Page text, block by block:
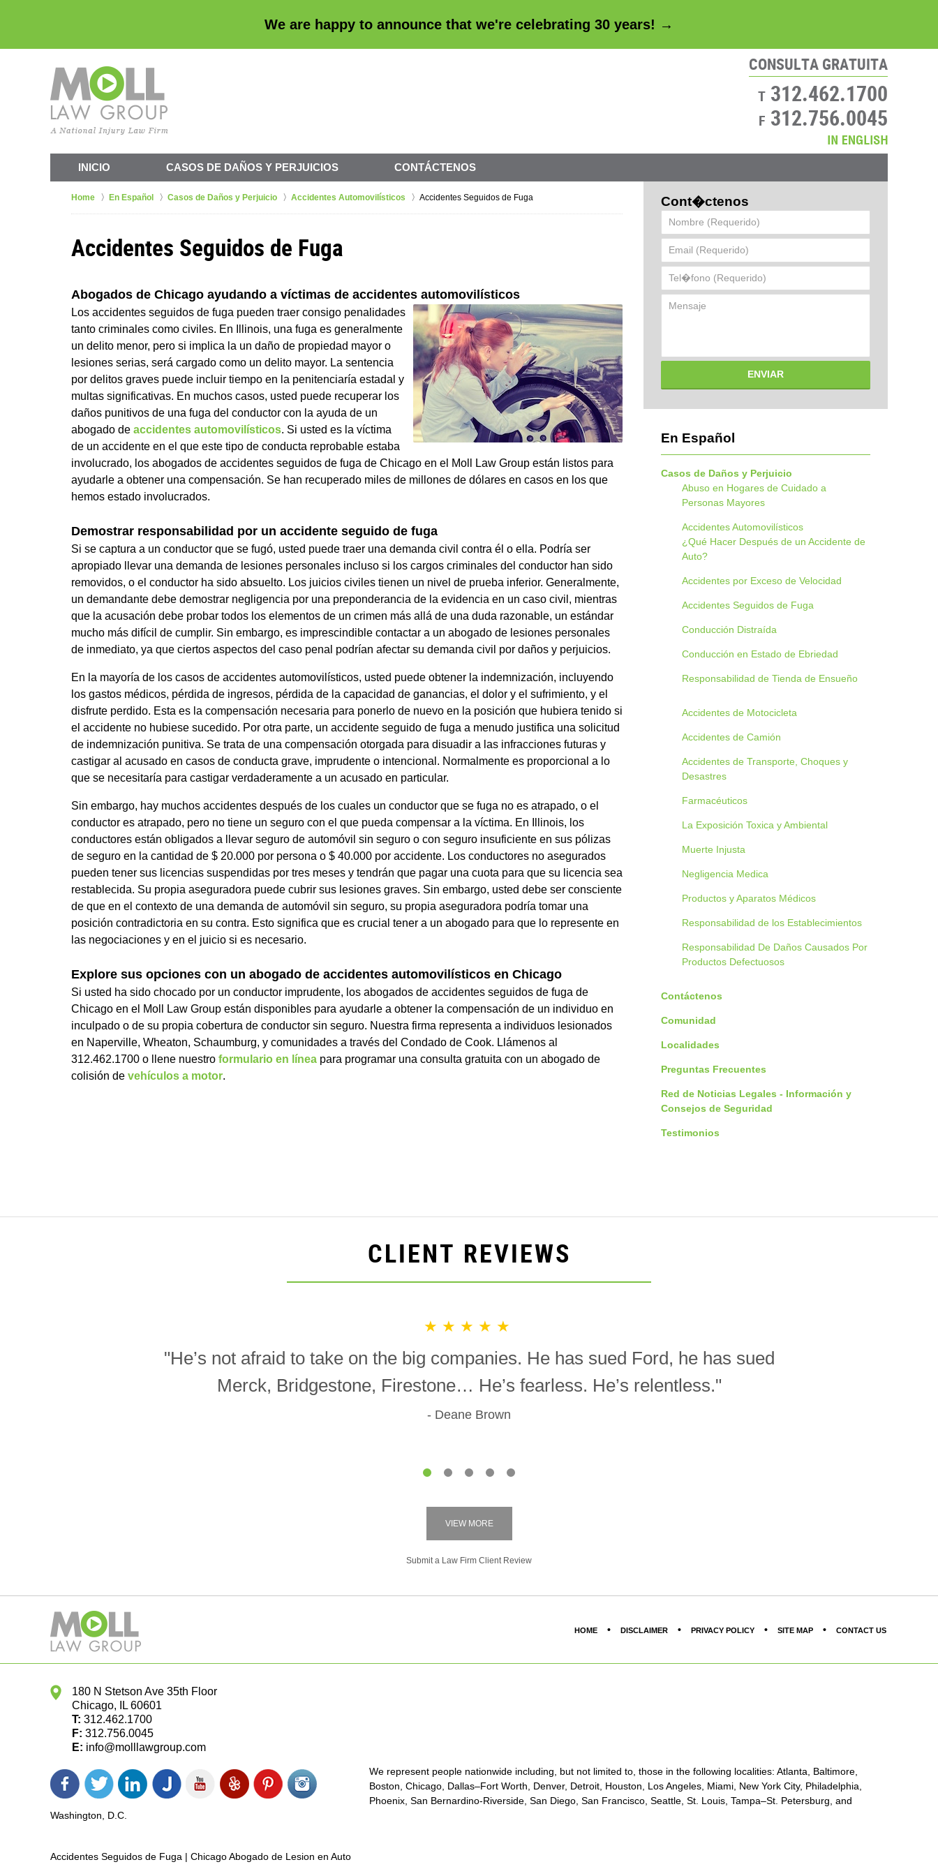
We are happy to announce that we're celebrating 30 years! →
INICIO CASOS DE DAÑOS Y PERJUICIOS CONTÁCTENOS
CONSULTA GRATUITA
T 312.462.1700
F 312.756.0045
Home En Español Casos de Daños y Perjuicio Accidentes Automovilísticos Accidentes Seguidos de Fuga
Accidentes Seguidos de Fuga
Abogados de Chicago ayudando a víctimas de accidentes automovilísticos
Los accidentes seguidos de fuga pueden traer consigo penalidades
tanto criminales como civiles. En Illinois, una fuga es generalmente
un delito menor, pero si implica la un daño de propiedad mayor o
lesiones serias, será cargado como un delito mayor. La sentencia
por delitos graves puede incluir tiempo en la penitenciaría estadal y
multas significativas. En muchos casos, usted puede recuperar los
daños punitivos de una fuga del conductor con la ayuda de un
abogado de accidentes automovilísticos. Si usted es la víctima
de un accidente en el que este tipo de conducta reprobable estaba
involucrado, los abogados de accidentes seguidos de fuga de Chicago en el Moll Law Group están listos para
ayudarle a obtener una compensación. Se han recuperado miles de millones de dólares en casos en los que
hemos estado involucrados.
Demostrar responsabilidad por un accidente seguido de fuga
Si se captura a un conductor que se fugó, usted puede traer una demanda civil contra él o ella. Podría ser
apropiado llevar una demanda de lesiones personales incluso si los cargos criminales del conductor han sido
removidos, o el conductor ha sido absuelto. Los juicios civiles tienen un nivel de prueba inferior. Generalmente,
un demandante debe demostrar negligencia por una preponderancia de la evidencia en un caso civil, mientras
que la acusación debe probar todos los elementos de un crimen más allá de una duda razonable, un estándar
mucho más difícil de cumplir. Sin embargo, es imprescindible contactar a un abogado de lesiones personales
de inmediato, ya que ciertos aspectos del caso penal podrían afectar su demanda civil por daños y perjuicios.
En la mayoría de los casos de accidentes automovilísticos, usted puede obtener la indemnización, incluyendo
los gastos médicos, pérdida de ingresos, pérdida de la capacidad de ganancias, el dolor y el sufrimiento, y el
disfrute perdido. Esta es la compensación necesaria para ponerlo de nuevo en la posición que hubiera tenido si
el accidente no hubiese sucedido. Por otra parte, un accidente seguido de fuga a menudo justifica una solicitud
de indemnización punitiva. Se trata de una compensación otorgada para disuadir a las infracciones futuras y
castigar al acusado en casos de conducta grave, imprudente o intencional. Normalmente es proporcional a lo
que se necesitaría para castigar verdaderamente a un acusado en particular.
Sin embargo, hay muchos accidentes después de los cuales un conductor que se fuga no es atrapado, o el
conductor es atrapado, pero no tiene un seguro con el que pueda compensar a la víctima. En Illinois, los
conductores están obligados a llevar seguro de automóvil sin seguro o con seguro insuficiente en sus pólizas
de seguro en la cantidad de $ 20.000 por persona o $ 40.000 por accidente. Los conductores no asegurados
pueden tener sus licencias suspendidas por tres meses y tendrán que pagar una cuota para que su licencia sea
restablecida. Su propia aseguradora puede cubrir sus lesiones graves. Sin embargo, usted debe ser consciente
de que en el contexto de una demanda de automóvil sin seguro, su propia aseguradora podría tomar una
posición contradictoria en su contra. Esto significa que es crucial tener a un abogado para que lo represente en
las negociaciones y en el juicio si es necesario.
Explore sus opciones con un abogado de accidentes automovilísticos en Chicago
Si usted ha sido chocado por un conductor imprudente, los abogados de accidentes seguidos de fuga de
Chicago en el Moll Law Group están disponibles para ayudarle a obtener la compensación de un individuo en
inculpado o de su propia cobertura de conductor sin seguro. Nuestra firma representa a individuos lesionados
en Naperville, Wheaton, Schaumburg, y comunidades a través del Condado de Cook. Llámenos al
312.462.1700 o llene nuestro formulario en línea para programar una consulta gratuita con un abogado de
colisión de vehículos a motor.
Cont�ctenos
Nombre
(Requerido)
Email
(Requerido)
Tel�fono
(Requerido)
Mensaje
ENVIAR
En Español
Casos de Daños y Perjuicio
Abuso en Hogares de Cuidado a
Personas Mayores
Accidentes Automovilísticos
¿Qué Hacer Después de un Accidente de
Auto?
Accidentes por Exceso de Velocidad
Accidentes Seguidos de Fuga
Conducción Distraída
Conducción en Estado de Ebriedad
Responsabilidad de Tienda de Ensueño
Accidentes de Motocicleta
Accidentes de Camión
Accidentes de Transporte, Choques y
Desastres
Farmacéuticos
La Exposición Toxica y Ambiental
Muerte Injusta
Negligencia Medica
Productos y Aparatos Médicos
Responsabilidad de los Establecimientos
Responsabilidad De Daños Causados Por
Productos Defectuosos
Contáctenos
Comunidad
Localidades
Preguntas Frecuentes
Red de Noticias Legales - Información y
Consejos de Seguridad
Testimonios
CLIENT REVIEWS
★★★★★
"He’s not afraid to take on the big companies. He has sued Ford, he has sued
Merck, Bridgestone, Firestone… He’s fearless. He’s relentless."
Deane Brown
VIEW MORE
Submit a Law Firm Client Review
180 N Stetson Ave 35th Floor
Chicago, IL 60601
T: 312.462.1700
F: 312.756.0045
E: info@molllawgroup.com
Facebook
icon
Twitter
icon
LinkedIn
icon
Justia
icon
YouTube
icon
Yelp
icon
Pinterest
icon
Instagram<
icon/span>
We represent people nationwide including, but not limited to, those in the following localities: Atlanta, Baltimore,
Boston, Chicago, Dallas–Fort Worth, Denver, Detroit, Houston, Los Angeles, Miami, New York City, Philadelphia,
Phoenix, San Bernardino-Riverside, San Diego, San Francisco, Seattle, St. Louis, Tampa–St. Petersburg, and
Washington, D.C.
HOME DISCLAIMER PRIVACY POLICY SITE MAP CONTACT US
Accidentes Seguidos de Fuga | Chicago Abogado de Lesion en Auto